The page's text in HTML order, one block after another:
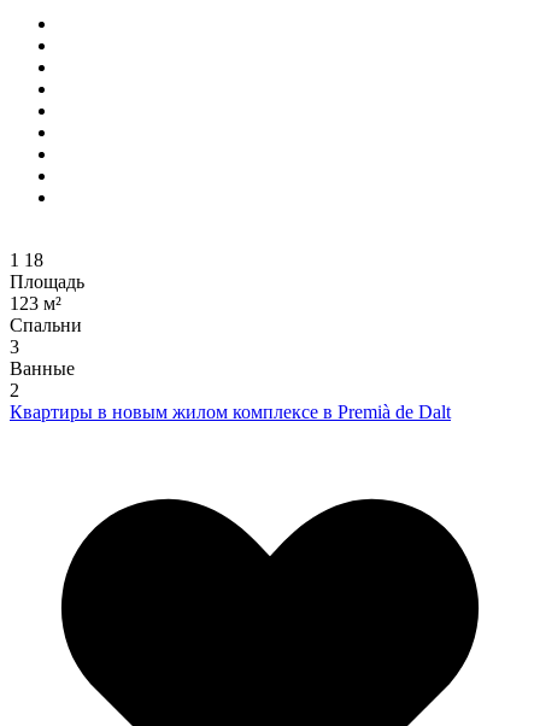
1 18
Площадь
123 м²
Спальни
3
Ванные
2
Квартиры в новым жилом комплексе в Premià de Dalt